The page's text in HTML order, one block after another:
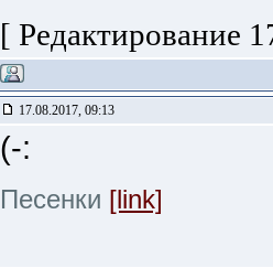
[ Редактирование
17.08.2017, 09:13
(-:
Песенки [link]